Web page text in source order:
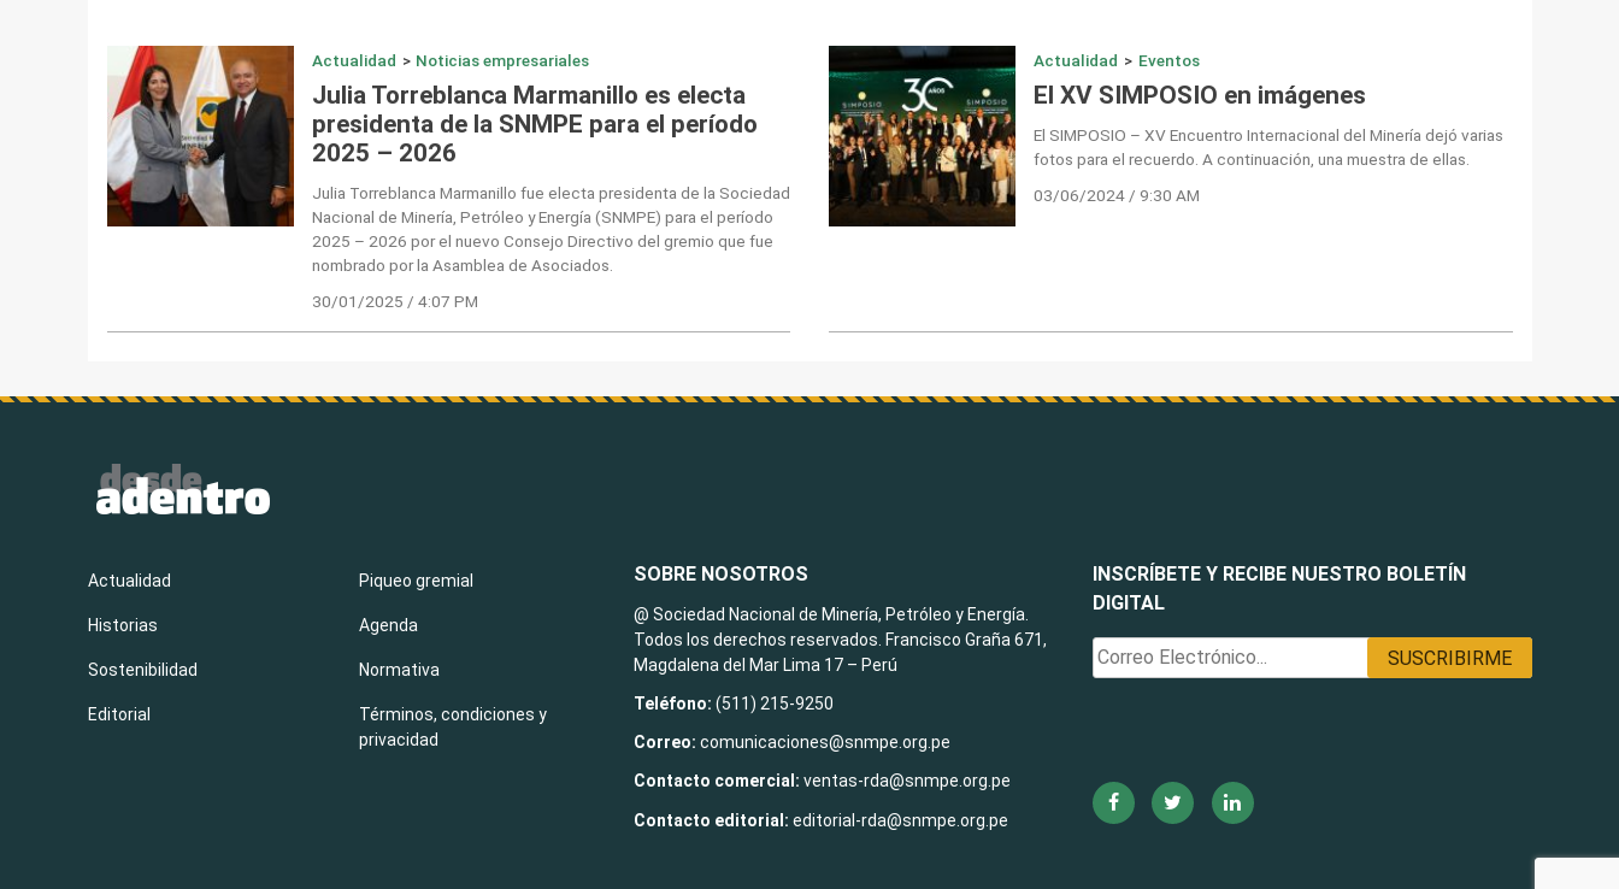
Actualidad > Noticias empresariales
Julia Torreblanca Marmanillo es electa
presidenta de la SNMPE para el período
2025 – 2026
Julia Torreblanca Marmanillo fue electa presidenta de la Sociedad
Nacional de Minería, Petróleo y Energía (SNMPE) para el período
2025 – 2026 por el nuevo Consejo Directivo del gremio que fue
nombrado por la Asamblea de Asociados.
30/01/2025 / 4:07 PM
Actualidad > Eventos
El XV SIMPOSIO en imágenes
El SIMPOSIO – XV Encuentro Internacional del Minería dejó varias
fotos para el recuerdo. A continuación, una muestra de ellas.
03/06/2024 / 9:30 AM
INSCRÍBETE Y RECIBE NUESTRO BOLETÍN
DIGITAL
Actualidad
Historias
Sostenibilidad
Editorial
Piqueo gremial
Agenda
Normativa
Términos, condiciones y
privacidad
SOBRE NOSOTROS
@ Sociedad Nacional de Minería, Petróleo y Energía.
Todos los derechos reservados. Francisco Graña 671,
Magdalena del Mar Lima 17 – Perú
Teléfono: (511) 215-9250
Correo:comunicaciones@snmpe.org.pe
Contacto comercial: ventas-rda@snmpe.org.pe
Contacto editorial: editorial-rda@snmpe.org.pe